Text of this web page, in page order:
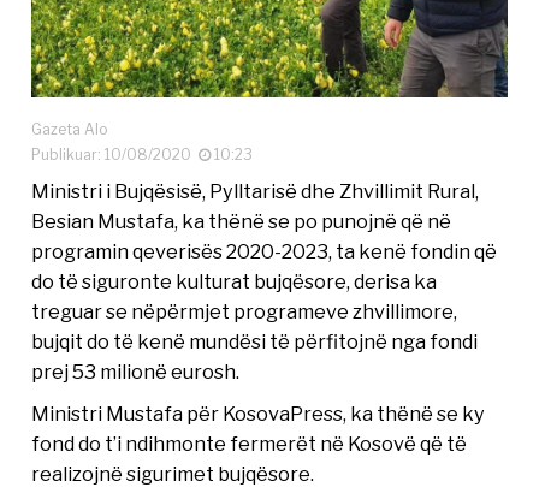
Gazeta Alo
Publikuar: 10/08/2020
10:23
Ministri i Bujqësisë, Pylltarisë dhe Zhvillimit Rural,
Besian Mustafa, ka thënë se po punojnë që në
programin qeverisës 2020-2023, ta kenë fondin që
do të siguronte kulturat bujqësore, derisa ka
treguar se nëpërmjet programeve zhvillimore,
bujqit do të kenë mundësi të përfitojnë nga fondi
prej 53 milionë eurosh.
Ministri Mustafa për KosovaPress, ka thënë se ky
fond do t’i ndihmonte fermerët në Kosovë që të
realizojnë sigurimet bujqësore.